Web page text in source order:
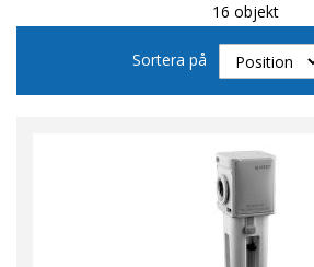
16 objekt
Sortera på